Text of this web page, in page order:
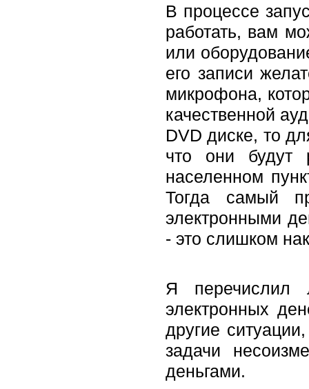
В процессе
работать, вам
или
его записи
микрофона,
качественной
DVD диске, то
что они будут
населенном
Тогда самый
электронными
- это слишком
Я перечислил
электронных
другие
задачи
деньгами.